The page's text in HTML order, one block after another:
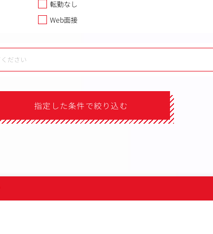
転勤なし
Web面接
指定した条件で絞り込む